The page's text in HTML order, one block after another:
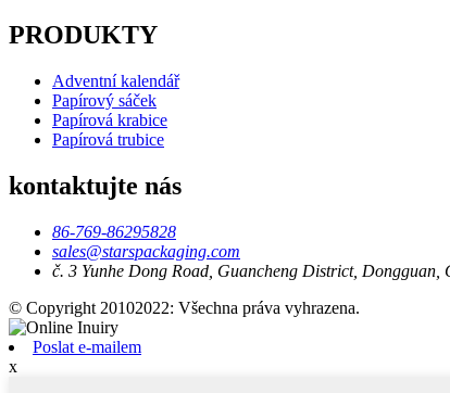
PRODUKTY
Adventní kalendář
Papírový sáček
Papírová krabice
Papírová trubice
kontaktujte nás
86-769-86295828
sales@starspackaging.com
č. 3 Yunhe Dong Road, Guancheng District, Dongguan,
© Copyright 20102022: Všechna práva vyhrazena.
Poslat e-mailem
x